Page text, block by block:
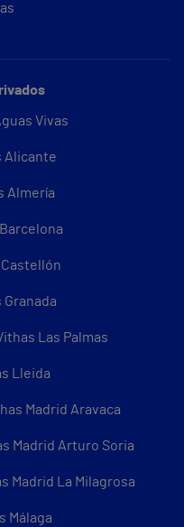
Vivas
Alicante
Almería
Las Palmas
Lleida
Madrid Aravaca
Madrid Arturo Soria
Madrid La Milagrosa
Málaga